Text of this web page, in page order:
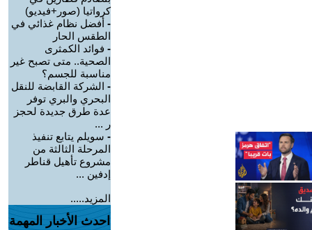
كرواتيا (صور+فيديو)
- أفضل نظام غذائي في
الطقس الحار
- فوائد الكمثرى
الصحية.. متى تصبح غير
مناسبة للجسم؟
- الشركة القابضة للنقل
البحري والبري توفر
عدة طرق جديدة لحجز
ر ...
- سويلم يتابع تنفيذ
المرحلة الثالثة من
مشروع تأهيل قناطر
إدفين ...
المزيد.....
احدث الأخبار المهمة